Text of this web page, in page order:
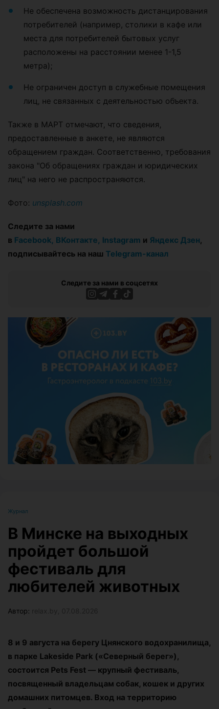
Не обеспечена возможность дистанцирования
потребителей (например, столики в кафе или
места для потребителей бытовых услуг
расположены на расстоянии менее 1-1,5
метра);
Не ограничен доступ в служебные помещения
лиц, не связанных с деятельностью объекта.
Также в МАРТ отмечают, что сведения,
предоставленные в анкете, не являются
обращением граждан. Соответственно, требования
закона "Об обращениях граждан и юридических
лиц" на него не распространяются.
Фото: unsplash.com
Следите за нами
в Facebook, ВКонтакте, Instagram и Яндекс Дзен,
подписывайтесь на наш Telegram-канал
Следите за нами в соцсетях
Журнал
В Минске на выходных
пройдет большой
фестиваль для
любителей животных
Автор:
8 и 9 августа на берегу Цнянского водохранилища,
в парке Lakeside Park («Северный берег»),
состоится Pets Fest — крупный фестиваль,
посвященный владельцам собак, кошек и других
домашних питомцев. Вход на территорию